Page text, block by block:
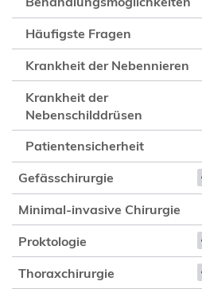
Häufigste Fragen
Krankheit der Nebennieren
Krankheit der
Nebenschilddrüsen
Patientensicherheit
Gefässchirurgie
Minimal-invasive Chirurgie
Proktologie
Thoraxchirurgie